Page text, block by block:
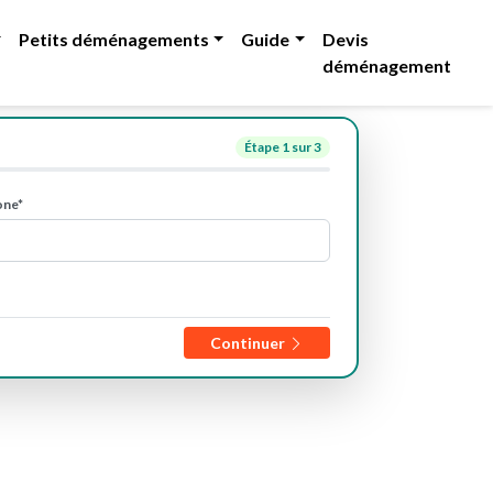
Petits déménagements Guide
Devis
déménagement
Étape 1 sur 3
Continuer